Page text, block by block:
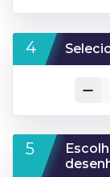
remove